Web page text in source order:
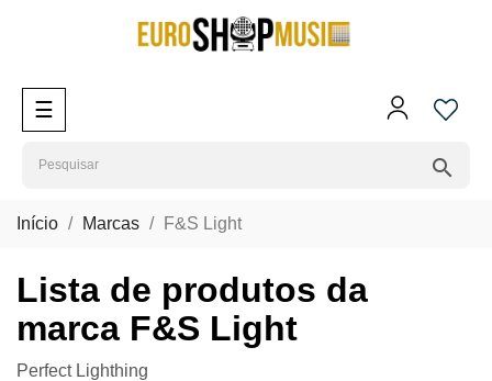
Toggle
navigation
☰
search
Início Marcas F&S Light
Lista de produtos da
marca F&S Light
Perfect Lighthing